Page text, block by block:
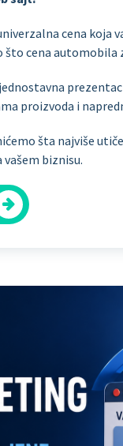
cena koja
cena automobila
proizvoda i
šta najviše
vašem biznisu.